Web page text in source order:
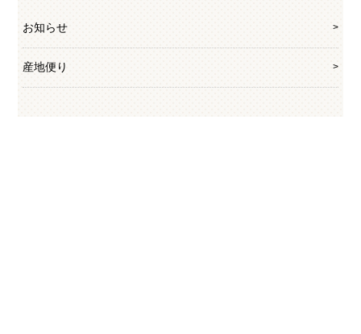
お知らせ
産地便り